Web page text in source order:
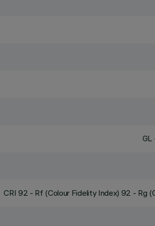
GL
CRI 92 - Rf (Colour Fidelity Index) 92 - Rg